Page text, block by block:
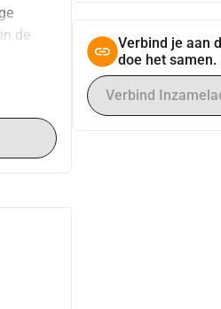
de
en
Verbind je aan
doe het samen.
Verbind